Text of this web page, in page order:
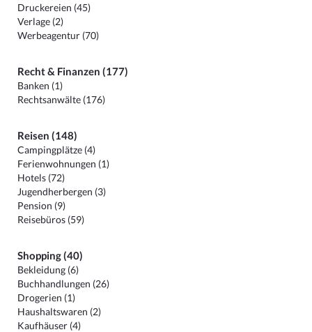
Druckereien (45)
Verlage (2)
Werbeagentur (70)
Recht & Finanzen (177)
Banken (1)
Rechtsanwälte (176)
Reisen (148)
Campingplätze (4)
Ferienwohnungen (1)
Hotels (72)
Jugendherbergen (3)
Pension (9)
Reisebüros (59)
Shopping (40)
Bekleidung (6)
Buchhandlungen (26)
Drogerien (1)
Haushaltswaren (2)
Kaufhäuser (4)